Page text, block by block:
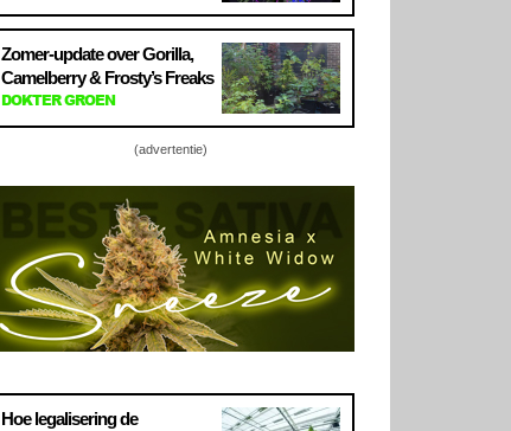
Zomer-update over Gorilla,
Camelberry & Frosty’s Freaks
DOKTER GROEN
(advertentie)
Hoe legalisering de